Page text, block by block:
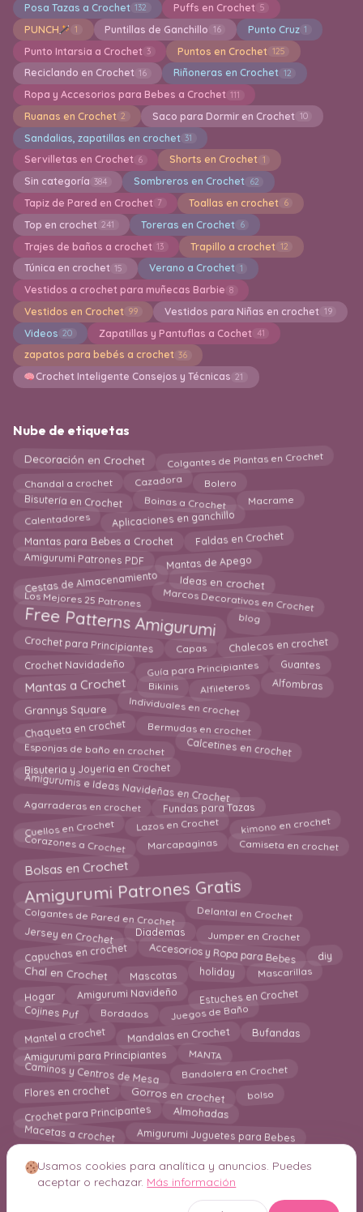
Posa Tazas a Crochet 132 Puffs en Crochet 5
PUNCH 1 Puntillas de Ganchillo 16 Punto Cruz 1
Punto Intarsia a Crochet 3 Puntos en Crochet 125
Reciclando en Crochet 16 Riñoneras en Crochet 12
Ropa y Accesorios para Bebes a Crochet 111
Ruanas en Crochet 2 Saco para Dormir en Crochet 10
Sandalias, zapatillas en crochet 31
Servilletas en Crochet 6 Shorts en Crochet 1
Sin categoría 384 Sombreros en Crochet 62
Tapiz de Pared en Crochet 7 Toallas en crochet 6
Top en crochet 241 Toreras en Crochet 6
Trajes de baños a crochet 13 Trapillo a crochet 12
Túnica en crochet 15 Verano a Crochet 1
Vestidos a crochet para muñecas Barbie 8
Vestidos en Crochet 99 Vestidos para Niñas en crochet 19
Videos 20 Zapatillas y Pantuflas a Cochet 41
zapatos para bebés a crochet 36
Crochet Inteligente Consejos y Técnicas 21
Nube de etiquetas
Decoración en Crochet Colgantes de Plantas en Crochet
Chandal a crochet Cazadora Bolero
Bisutería en Crochet Boinas a Crochet Macrame
Calentadores Aplicaciones en ganchillo
Mantas para Bebes a Crochet Faldas en Crochet
Amigurumi Patrones PDF Mantas de Apego
Cestas de Almacenamiento Ideas en crochet
Los Mejores 25 Patrones Marcos Decorativos en Crochet
Free Patterns Amigurumi blog
Crochet para Principiantes Capas Chalecos en crochet
Crochet Navidadeño Guía para Principiantes Guantes
Mantas a Crochet Bikinis Alfileteros Alfombras
Grannys Square Individuales en crochet
Chaqueta en crochet Bermudas en crochet
Esponjas de baño en crochet Calcetines en crochet
Bisuteria y Joyeria en Crochet
Amigurumis e Ideas Navideñas en Crochet
Agarraderas en crochet Fundas para Tazas
Cuellos en Crochet Lazos en Crochet kimono en crochet
Corazones a Crochet Marcapaginas Camiseta en crochet
Bolsas en Crochet
Amigurumi Patrones Gratis
Colgantes de Pared en Crochet Delantal en Crochet
Jersey en Crochet Diademas Jumper en Crochet
Capuchas en crochet Accesorios y Ropa para Bebes diy
Chal en Crochet Mascotas holiday Mascarillas
Hogar Amigurumi Navideño Estuches en Crochet
Cojines Puf Bordados Juegos de Baño
Mantel a crochet Mandalas en Crochet Bufandas
Amigurumi para Principiantes MANTA
Caminos y Centros de Mesa Bandolera en Crochet
Flores en crochet Gorros en crochet bolso
Crochet para Principantes Almohadas
Macetas a crochet Amigurumi Juguetes para Bebes
© 2026 Crochetisimo. Todos los derechos reservados.
Usamos cookies para analítica y anuncios. Puedes
aceptar o rechazar. Más información